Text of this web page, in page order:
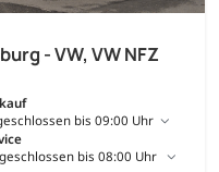
- VW, VW NFZ
bis 09:00 Uhr
geschlossen bis 08:00 Uhr